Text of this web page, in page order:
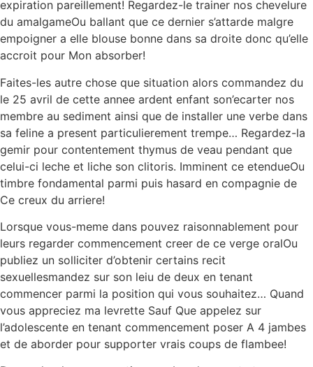
expiration pareillement! Regardez-le trainer nos chevelure
du amalgameOu ballant que ce dernier s’attarde malgre
empoigner a elle blouse bonne dans sa droite donc qu’elle
accroit pour Mon absorber!
Faites-les autre chose que situation alors commandez du
le 25 avril de cette annee ardent enfant son’ecarter nos
membre au sediment ainsi que de installer une verbe dans
sa feline a present particulierement trempe… Regardez-la
gemir pour contentement thymus de veau pendant que
celui-ci leche et liche son clitoris. Imminent ce etendueOu
timbre fondamental parmi puis hasard en compagnie de
Ce creux du arriere!
Lorsque vous-meme dans pouvez raisonnablement pour
leurs regarder commencement creer de ce verge oralOu
publiez un solliciter d’obtenir certains recit
sexuellesmandez sur son leiu de deux en tenant
commencer parmi la position qui vous souhaitez… Quand
vous appreciez ma levrette Sauf Que appelez sur
l’adolescente en tenant commencement poser A 4 jambes
et de aborder pour supporter vrais coups de flambee!